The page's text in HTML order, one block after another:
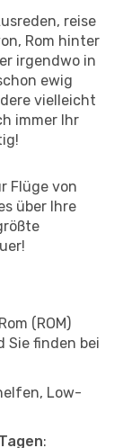
reise
Rom hinter
irgendwo in
ewig
vielleicht
immer Ihr
Flüge von
über Ihre
(ROM)
Sie finden bei
Low-
: